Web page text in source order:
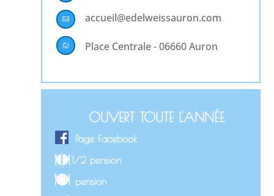
 accueil@edelweissauron.com
 Place Centrale - 06660 Auron
OUVERT TOUTE L'ANNÉE
Page Facebook
1/2 pension
pension